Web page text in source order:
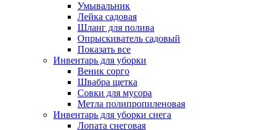
Умывальник
Лейка садовая
Шланг для полива
Опрыскиватель садовый
Показать все
Инвентарь для уборки
Веник сорго
Швабра щетка
Совки для мусора
Метла полипропиленовая
Инвентарь для уборки снега
Лопата снеговая